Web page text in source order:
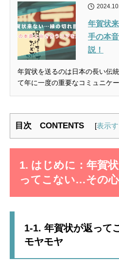
年賀状
手の本
説！
年賀状を送るのは日本の長い伝
て年に一度の重要なコミュニケ
目次 CONTENTS [表示
1. はじめに：年賀
ってこない…その
1-1. 年賀状が返って
モヤモヤ